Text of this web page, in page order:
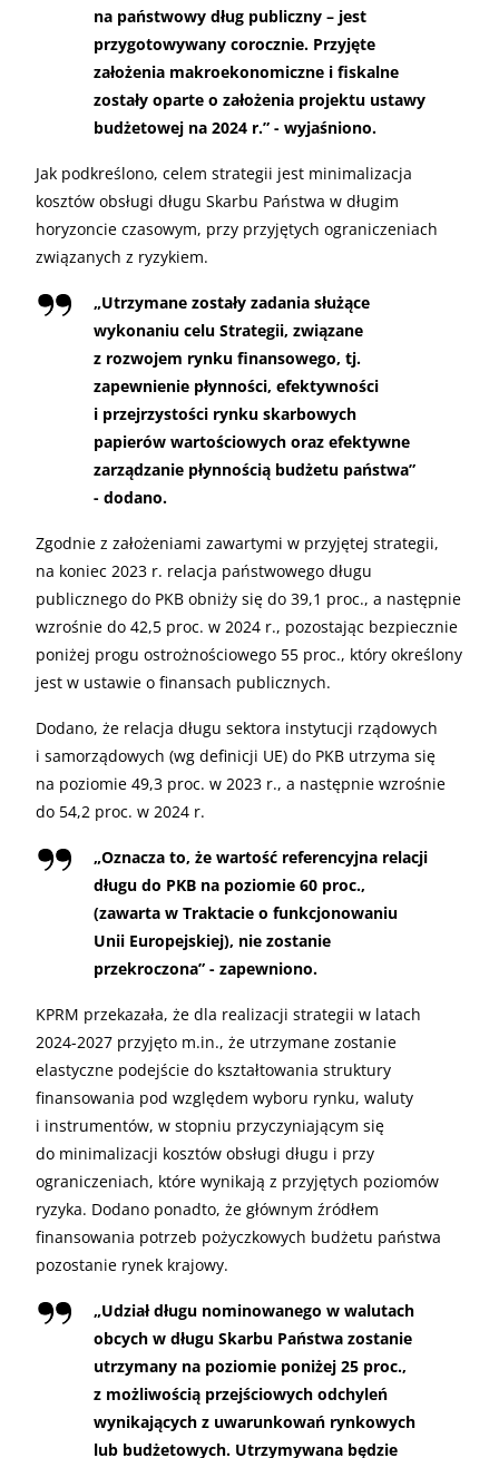
na państwowy dług publiczny – jest
przygotowywany corocznie. Przyjęte
założenia makroekonomiczne i fiskalne
zostały oparte o założenia projektu ustawy
budżetowej na 2024 r.” - wyjaśniono.
Jak podkreślono, celem strategii jest minimalizacja
kosztów obsługi długu Skarbu Państwa w długim
horyzoncie czasowym, przy przyjętych ograniczeniach
związanych z ryzykiem.
„Utrzymane zostały zadania służące
wykonaniu celu Strategii, związane
z rozwojem rynku finansowego, tj.
zapewnienie płynności, efektywności
i przejrzystości rynku skarbowych
papierów wartościowych oraz efektywne
zarządzanie płynnością budżetu państwa”
- dodano.
Zgodnie z założeniami zawartymi w przyjętej strategii,
na koniec 2023 r. relacja państwowego długu
publicznego do PKB obniży się do 39,1 proc., a następnie
wzrośnie do 42,5 proc. w 2024 r., pozostając bezpiecznie
poniżej progu ostrożnościowego 55 proc., który określony
jest w ustawie o finansach publicznych.
Dodano, że relacja długu sektora instytucji rządowych
i samorządowych (wg definicji UE) do PKB utrzyma się
na poziomie 49,3 proc. w 2023 r., a następnie wzrośnie
do 54,2 proc. w 2024 r.
„Oznacza to, że wartość referencyjna relacji
długu do PKB na poziomie 60 proc.,
(zawarta w Traktacie o funkcjonowaniu
Unii Europejskiej), nie zostanie
przekroczona” - zapewniono.
KPRM przekazała, że dla realizacji strategii w latach
2024-2027 przyjęto m.in., że utrzymane zostanie
elastyczne podejście do kształtowania struktury
finansowania pod względem wyboru rynku, waluty
i instrumentów, w stopniu przyczyniającym się
do minimalizacji kosztów obsługi długu i przy
ograniczeniach, które wynikają z przyjętych poziomów
ryzyka. Dodano ponadto, że głównym źródłem
finansowania potrzeb pożyczkowych budżetu państwa
pozostanie rynek krajowy.
„Udział długu nominowanego w walutach
obcych w długu Skarbu Państwa zostanie
utrzymany na poziomie poniżej 25 proc.,
z możliwością przejściowych odchyleń
wynikających z uwarunkowań rynkowych
lub budżetowych. Utrzymywana będzie